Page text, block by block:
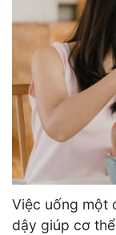
Việc uống một
dậy giúp cơ